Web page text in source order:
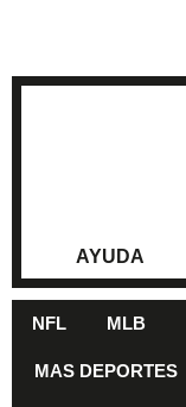
AYUDA
NFL MLB
MAS DEPORTES